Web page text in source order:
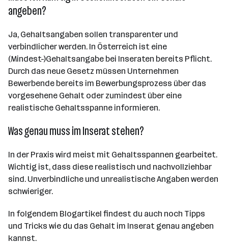
angeben?
Ja, Gehaltsangaben sollen transparenter und
verbindlicher werden. In Österreich ist eine
(Mindest-)Gehaltsangabe bei Inseraten bereits Pflicht.
Durch das neue Gesetz müssen Unternehmen
Bewerbende bereits im Bewerbungsprozess über das
vorgesehene Gehalt oder zumindest über eine
realistische Gehaltsspanne informieren.
Was genau muss im Inserat stehen?
In der Praxis wird meist mit Gehaltsspannen gearbeitet.
Wichtig ist, dass diese realistisch und nachvollziehbar
sind. Unverbindliche und unrealistische Angaben werden
schwieriger.
In folgendem Blogartikel findest du auch noch Tipps
und Tricks wie du das Gehalt im Inserat genau angeben
kannst.